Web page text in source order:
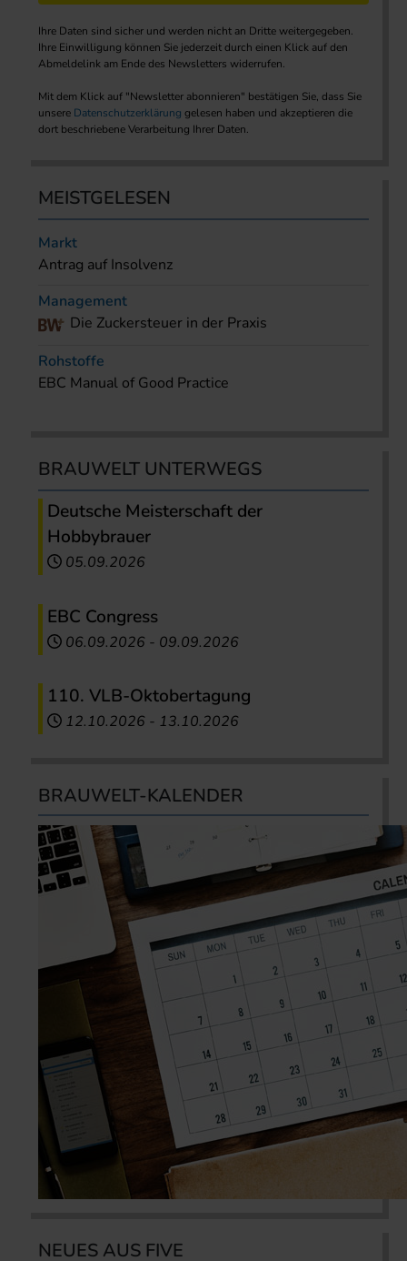
Ihre Daten sind sicher und werden nicht an Dritte weitergegeben.
Ihre Einwilligung können Sie jederzeit durch einen Klick auf den
Abmeldelink am Ende des Newsletters widerrufen.
Mit dem Klick auf "Newsletter abonnieren" bestätigen Sie, dass Sie
unsere Datenschutzerklärung gelesen haben und akzeptieren die
dort beschriebene Verarbeitung Ihrer Daten.
MEISTGELESEN
Markt
Antrag auf Insolvenz
Management
Die Zuckersteuer in der Praxis
Rohstoffe
EBC Manual of Good Practice
BRAUWELT UNTERWEGS
Deutsche Meisterschaft der
Hobbybrauer
05.09.2026
EBC Congress
06.09.2026 - 09.09.2026
110. VLB-Oktobertagung
12.10.2026 - 13.10.2026
BRAUWELT-KALENDER
NEUES AUS FIVE